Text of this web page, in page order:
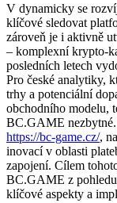
V dynamicky se
klíčové sledovat
zároveň je i aktivně
– komplexní krypto-
posledních letech
Pro české analytiky,
trhy a potenciální
obchodního modelu,
BC.GAME nezbytné.
https://bc-game.cz/,
inovací v oblasti
zapojení. Cílem
BC.GAME z
klíčové aspekty a